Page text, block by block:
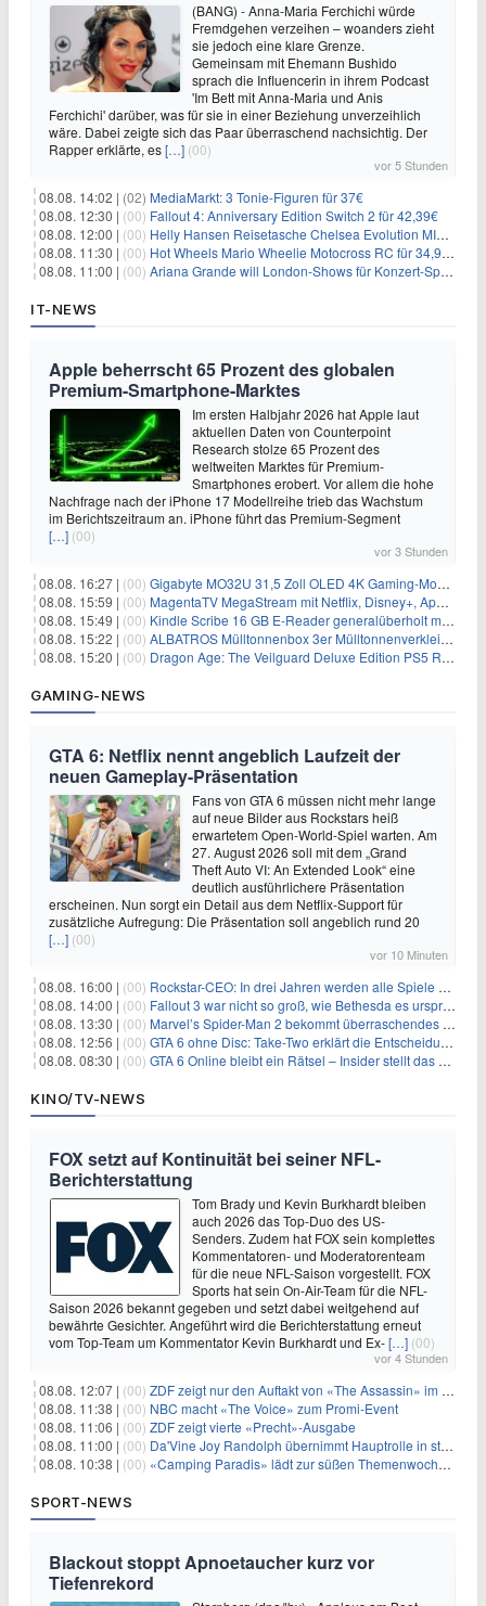
(BANG) - Anna-Maria Ferchichi würde
Fremdgehen verzeihen – woanders zieht
sie jedoch eine klare Grenze.
Gemeinsam mit Ehemann Bushido
sprach die Influencerin in ihrem Podcast
'Im Bett mit Anna-Maria und Anis
Ferchichi' darüber, was für sie in einer Beziehung unverzeihlich
wäre. Dabei zeigte sich das Paar überraschend nachsichtig. Der
Rapper erklärte, es[…] (00)
vor 5 Stunden
08.08. 14:02 | (02) MediaMarkt: 3 Tonie-Figuren für 37€
08.08. 12:30 | (00) Fallout 4: Anniversary Edition Switch 2 für 42,39€
08.08. 12:00 | (00) Helly Hansen Reisetasche Chelsea Evolution MID 54L für 29,99€
08.08. 11:30 | (00) Hot Wheels Mario Wheelie Motocross RC für 34,99€
08.08. 11:00 | (00) Ariana Grande will London-Shows für Konzert-Special filmen
IT-NEWS
Apple beherrscht 65 Prozent des globalen
Premium-Smartphone-Marktes
Im ersten Halbjahr 2026 hat Apple laut
aktuellen Daten von Counterpoint
Research stolze 65 Prozent des
weltweiten Marktes für Premium-
Smartphones erobert. Vor allem die hohe
Nachfrage nach der iPhone 17 Modellreihe trieb das Wachstum
im Berichtszeitraum an. iPhone führt das Premium-Segment
[…] (00)
vor 3 Stunden
08.08. 16:27 | (00) Gigabyte MO32U 31,5 Zoll OLED 4K Gaming-Monitor für 549€
08.08. 15:59 | (00) MagentaTV MegaStream mit Netflix, Disney+, Apple TV+ & RTL+ für 30€/Monat (effektiv 20,83€/Monat)
08.08. 15:49 | (00) Kindle Scribe 16 GB E-Reader generalüberholt mit Eingabestift für 197,99€
08.08. 15:22 | (00) ALBATROS Mülltonnenbox 3er Mülltonnenverkleidung aus Metall für 577,15€
08.08. 15:20 | (00) Dragon Age: The Veilguard Deluxe Edition PS5 Rollenspiel für 13,76€
GAMING-NEWS
GTA 6: Netflix nennt angeblich Laufzeit der
neuen Gameplay-Präsentation
Fans von GTA 6 müssen nicht mehr lange
auf neue Bilder aus Rockstars heiß
erwartetem Open-World-Spiel warten. Am
27. August 2026 soll mit dem „Grand
Theft Auto VI: An Extended Look“ eine
deutlich ausführlichere Präsentation
erscheinen. Nun sorgt ein Detail aus dem Netflix-Support für
zusätzliche Aufregung: Die Präsentation soll angeblich rund 20
[…] (00)
vor 10 Minuten
08.08. 16:00 | (00) Rockstar-CEO: In drei Jahren werden alle Spiele gestreamt
08.08. 14:00 | (00) Fallout 3 war nicht so groß, wie Bethesda es ursprünglich wollte
08.08. 13:30 | (00) Marvel’s Spider-Man 2 bekommt überraschendes PS5-Update mit gewünschter Komfortfunktion
08.08. 12:56 | (00) GTA 6 ohne Disc: Take-Two erklärt die Entscheidung für Download-Codes
08.08. 08:30 | (00) GTA 6 Online bleibt ein Rätsel – Insider stellt das neue Gerücht klar
KINO/TV-NEWS
FOX setzt auf Kontinuität bei seiner NFL-
Berichterstattung
Tom Brady und Kevin Burkhardt bleiben
auch 2026 das Top-Duo des US-
Senders. Zudem hat FOX sein komplettes
Kommentatoren- und Moderatorenteam
für die neue NFL-Saison vorgestellt. FOX
Sports hat sein On-Air-Team für die NFL-
Saison 2026 bekannt gegeben und setzt dabei weitgehend auf
bewährte Gesichter. Angeführt wird die Berichterstattung erneut
vom Top-Team um Kommentator Kevin Burkhardt und Ex-[…] (00)
vor 4 Stunden
08.08. 12:07 | (00) ZDF zeigt nur den Auftakt von «The Assassin» im Fernsehen
08.08. 11:38 | (00) NBC macht «The Voice» zum Promi-Event
08.08. 11:06 | (00) ZDF zeigt vierte «Precht»-Ausgabe
08.08. 11:00 | (00) Da'Vine Joy Randolph übernimmt Hauptrolle in starbesetzter schwarzer Komödie
08.08. 10:38 | (00) «Camping Paradis» lädt zur süßen Themenwoche ein
SPORT-NEWS
Blackout stoppt Apnoetaucher kurz vor
Tiefenrekord